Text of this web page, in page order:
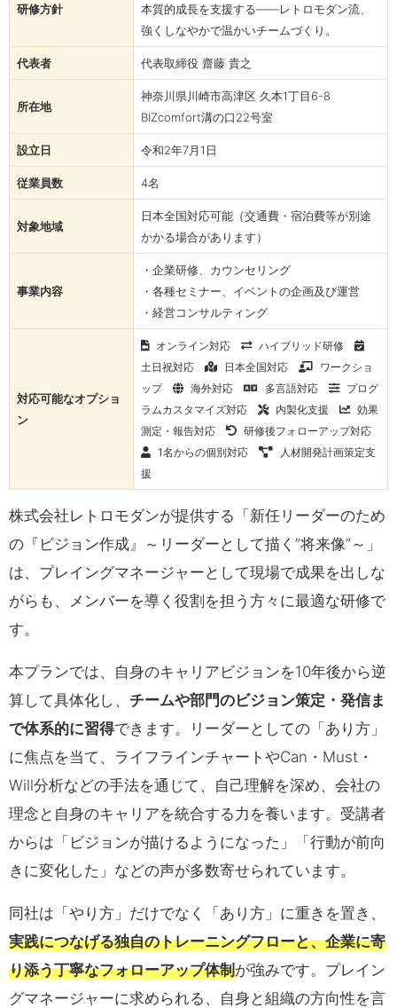
研修方針
本質的成長を支援する――レトロモダン流、
強くしなやかで温かいチームづくり。
代表者 代表取締役 齋藤 貴之
所在地
神奈川県川崎市高津区 久本1丁⽬6-8
BIZcomfort溝の⼝22号室
設立日 令和2年7月1日
従業員数 4名
対象地域
日本全国対応可能（交通費・宿泊費等が別途
かかる場合があります）
事業内容
・企業研修、カウンセリング
・各種セミナー、イベントの企画及び運営
・経営コンサルティング
対応可能なオプショ
ン
オンライン対応
ハイブリッド研修
土日祝対応
日本全国対応
ワークショ
ップ
海外対応 多言語対応
プログ
ラムカスタマイズ対応
内製化支援
効果
測定・報告対応
研修後フォローアップ対応
1名からの個別対応
人材開発計画策定支
援
株式会社レトロモダンが提供する「新任リーダーのため
の『ビジョン作成』～リーダーとして描く”将来像”～」
は、プレイングマネージャーとして現場で成果を出しな
がらも、メンバーを導く役割を担う方々に最適な研修で
す。
本プランでは、自身のキャリアビジョンを10年後から逆
算して具体化し、 チームや部門のビジョン策定・発信ま
で体系的に習得できます。リーダーとしての「あり方」
に焦点を当て、ライフラインチャートやCan・Must・
Will分析などの手法を通じて、自己理解を深め、会社の
理念と自身のキャリアを統合する力を養います。受講者
からは「ビジョンが描けるようになった」「行動が前向
きに変化した」などの声が多数寄せられています。
同社は「やり方」だけでなく「あり方」に重きを置き、
実践につなげる独自のトレーニングフローと、企業に寄
り添う丁寧なフォローアップ体制が強みです。プレイン
グマネージャーに求められる、自身と組織の方向性を言